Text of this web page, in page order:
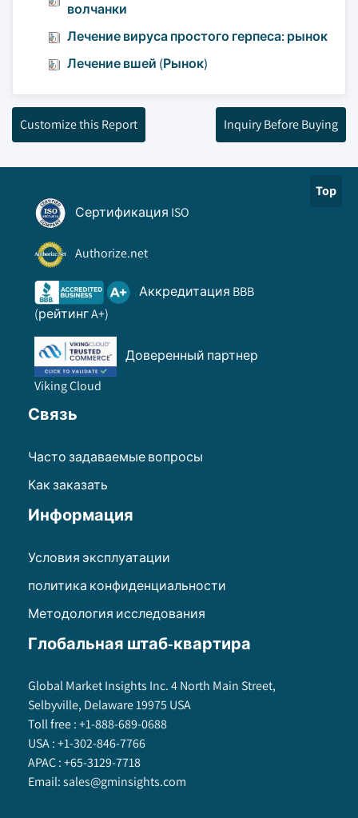
волчанки
Лечение вируса простого герпеса: рынок
Лечение вшей (Рынок)
Customize this Report Inquiry Before Buying
Top
Сертификация ISO
Authorize.net
Аккредитация BBB
(рейтинг A+)
Доверенный партнер
Viking Cloud
Связь
Часто задаваемые вопросы
Как заказать
Информация
Условия эксплуатации
политика конфиденциальности
Методология исследования
Глобальная штаб-квартира
Global Market Insights Inc. 4 North Main Street,
Selbyville, Delaware 19975 USA
Toll free :+1-888-689-0688
USA :+1-302-846-7766
APAC :+65-3129-7718
Email:sales@gminsights.com